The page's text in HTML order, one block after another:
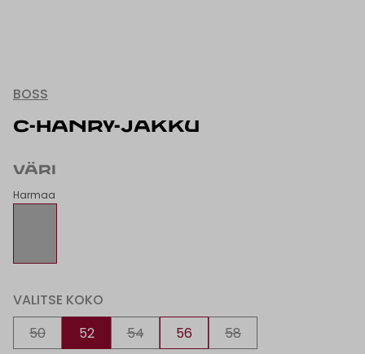
BOSS
C-HANRY-JAKKU
VÄRI
Harmaa
VALITSE KOKO
50
52 54 56 58